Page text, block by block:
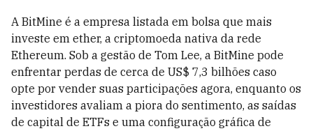
A BitMine é a empresa listada em bolsa que mais
investe em ether, a criptomoeda nativa da rede
Ethereum. Sob a gestão de Tom Lee, a BitMine pode
enfrentar perdas de cerca de US$ 7,3 bilhões caso
opte por vender suas participações agora, enquanto os
investidores avaliam a piora do sentimento, as saídas
de capital de ETFs e uma configuração gráfica de